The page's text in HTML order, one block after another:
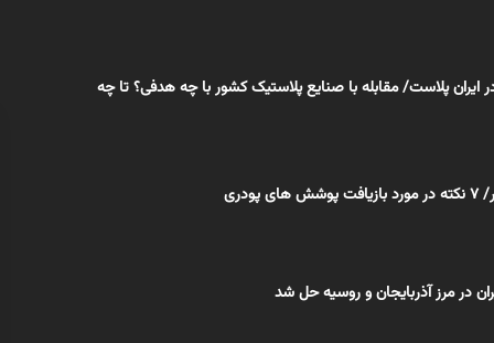
ایران پلاست/ مقابله با صنایع پلاستیک کشور با چه هدفی؟ تا چه
در مرز آذربایجان و روسیه حل شد